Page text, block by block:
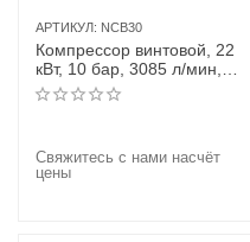
АРТИКУЛ: NCB30
Компрессор винтовой, 22
кВт, 10 бар, 3085 л/мин,
IP23, без ресивера
Свяжитесь с нами насчёт
цены